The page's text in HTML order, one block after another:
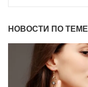
НОВОСТИ ПО ТЕМЕ